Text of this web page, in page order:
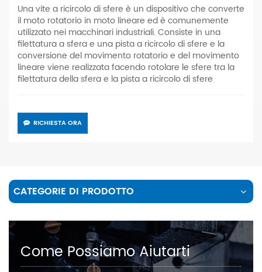
Una vite a ricircolo di sfere è un dispositivo che converte
il moto rotatorio in moto lineare ed è comunemente
utilizzato nei macchinari industriali. Consiste in una
filettatura a sfera e una pista a ricircolo di sfere e la
conversione del movimento rotatorio e del movimento
lineare viene realizzata facendo rotolare le sfere tra la
filettatura della sfera e la pista a ricircolo di sfere
RICHIESTA ORA
CATEGORIE DI PRODOTTO
Come Possiamo Aiutarti